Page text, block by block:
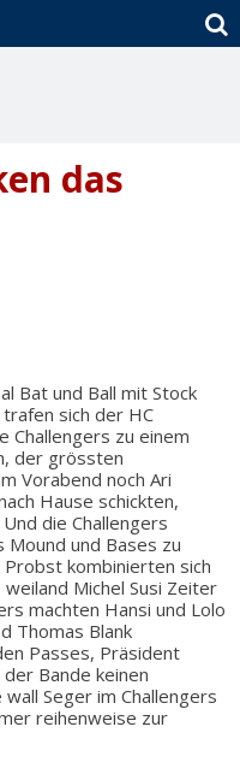
das
Bat und Ball mit Stock
trafen sich der HC
Challengers zu einem
der grössten
Vorabend noch Ari
Hause schickten,
die Challengers
Mound und Bases zu
Probst kombinierten sich
Michel Susi Zeiter
machten Hansi und Lolo
Thomas Blank
Passes, Präsident
Bande keinen
Seger im Challengers
reihenweise zur